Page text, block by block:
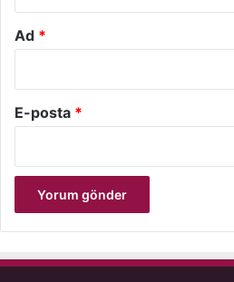
Ad *
E-posta *